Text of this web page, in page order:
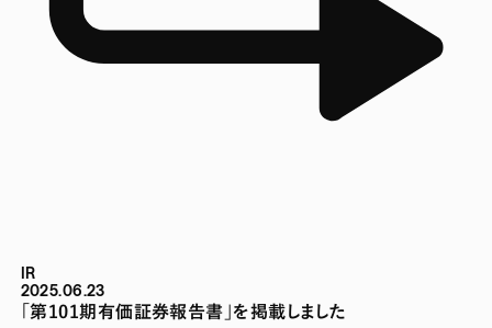
IR
2025.06.23
「第101期有価証券報告書」を掲載しました